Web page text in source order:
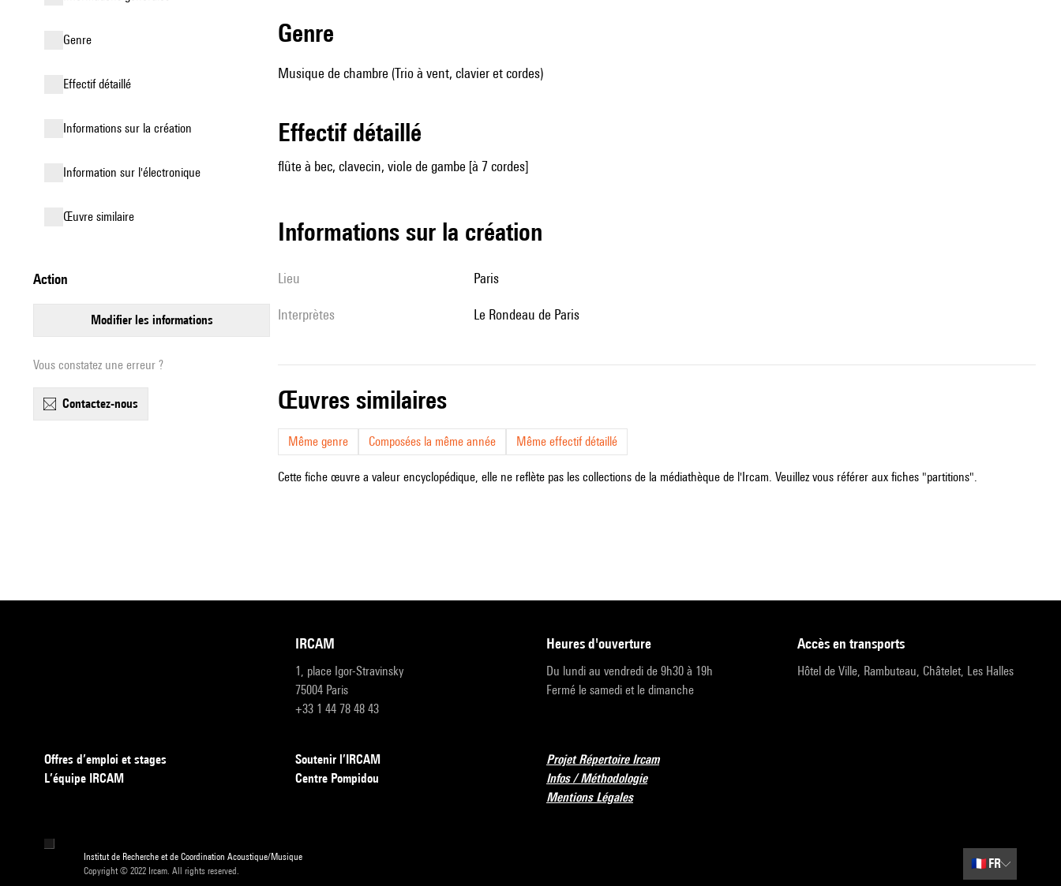
genre
effectif détaillé
informations sur la création
Information sur l'électronique
œuvre similaire
action
modifier les informations
Vous constatez une erreur ?
contactez-nous
genre
Musique de chambre (Trio à vent, clavier et cordes)
effectif détaillé
flûte à bec, clavecin, viole de gambe [à 7 cordes]
informations sur la création
lieu Paris
interprètes Le Rondeau de Paris
œuvres similaires
Même genre Composées la même année Même effectif détaillé
Cette fiche œuvre a valeur encyclopédique, elle ne reflète pas les collections de la médiathèque de l'Ircam. Veuillez vous référer aux fiches "partitions".
IRCAM
1, place Igor-Stravinsky
75004 Paris
+33 1 44 78 48 43
heures d'ouverture
Du lundi au vendredi de 9h30 à 19h
Fermé le samedi et le dimanche
accès en transports
Hôtel de Ville, Rambuteau, Châtelet, Les Halles
Offres d’emploi et stages
L’équipe IRCAM
Soutenir l’IRCAM
Centre Pompidou
Projet Répertoire Ircam
Infos / Méthodologie
Mentions Légales
Institut de Recherche et de Coordination Acoustique/Musique
Copyright © 2022 Ircam. All rights reserved.
🇫🇷 FR